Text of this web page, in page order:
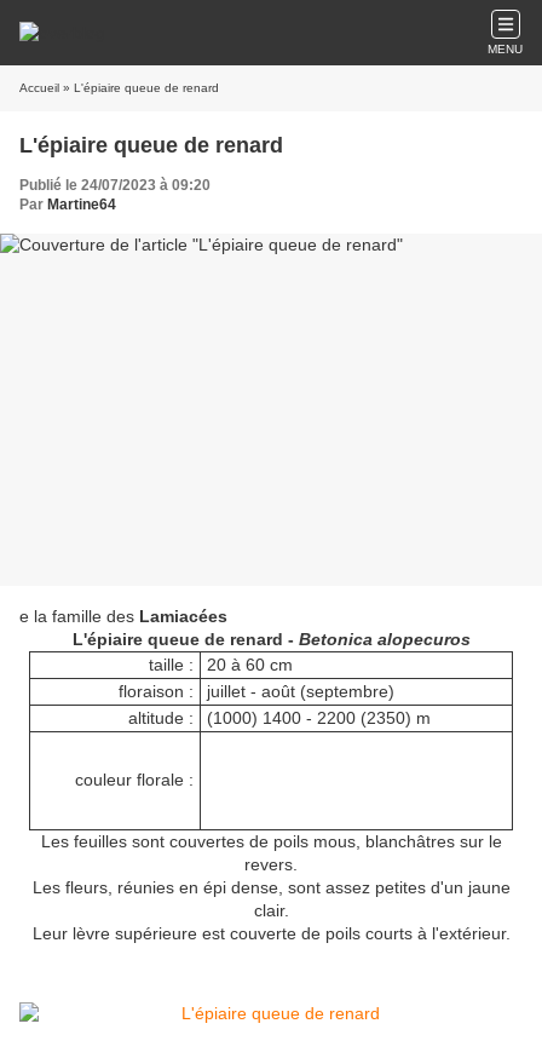
MENU
Accueil » L'épiaire queue de renard
L'épiaire queue de renard
Publié le 24/07/2023 à 09:20
Par Martine64
e la famille des Lamiacées
L'épiaire queue de renard - Betonica alopecuros
taille :
20 à 60 cm
floraison :
juillet - août (septembre)
altitude :
(1000) 1400 - 2200 (2350) m
couleur florale :
Les feuilles sont couvertes de poils mous, blanchâtres sur le
revers.
Les fleurs, réunies en épi dense, sont assez petites d'un jaune
clair.
Leur lèvre supérieure est couverte de poils courts à l'extérieur.